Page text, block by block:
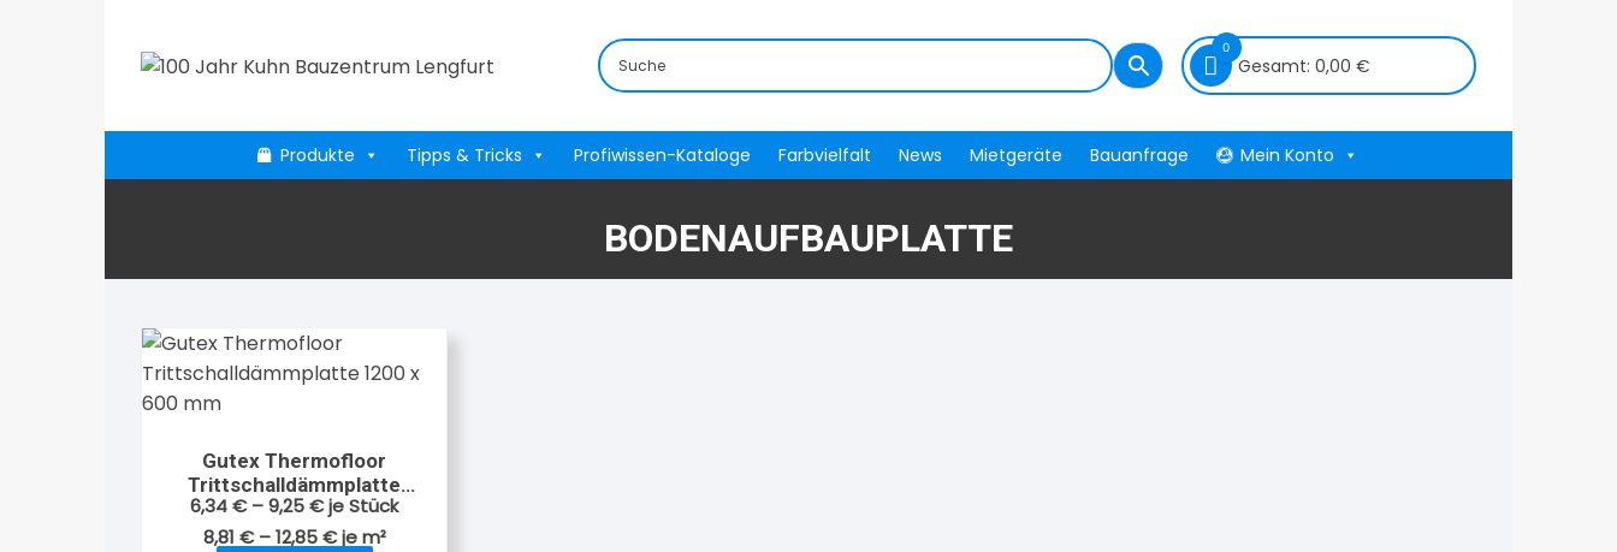
springen
0
Gesamt: 0,00 €
Produkte Tipps & Tricks Profiwissen-Kataloge Farbvielfalt News Mietgeräte Bauanfrage Mein Konto
BODENAUFBAUPLATTE
Gutex Thermofloor
Trittschalldämmplatte
1200 x 600 mm
6,34€–9,25€je Stück
8,81 €–12,85€jem²